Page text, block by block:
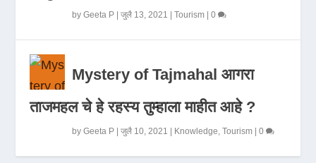
byGeeta P |जुलै 13, 2021 |Tourism |0
Mystery of Tajmahal आगरा
ताजमहल चे हे रहस्य तुम्हाला माहीत आहे ?
byGeeta P |जुलै 10, 2021 | Knowledge ,Tourism |0